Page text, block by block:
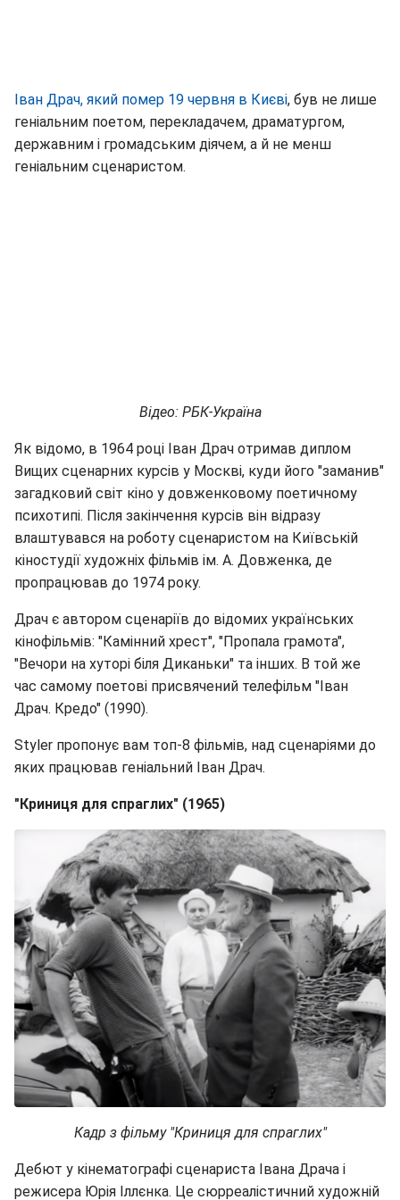
Іван Драч, який помер 19 червня в Києві, був не лише
геніальним поетом, перекладачем, драматургом,
державним і громадським діячем, а й не менш
геніальним сценаристом.
Відео: РБК-Україна
Як відомо, в 1964 році Іван Драч отримав диплом
Вищих сценарних курсів у Москві, куди його "заманив"
загадковий світ кіно у довженковому поетичному
психотипі. Після закінчення курсів він відразу
влаштувався на роботу сценаристом на Київській
кіностудії художніх фільмів ім. А. Довженка, де
пропрацював до 1974 року.
Драч є автором сценаріїв до відомих українських
кінофільмів: "Камінний хрест", "Пропала грамота",
"Вечори на хуторі біля Диканьки" та інших. В той же
час самому поетові присвячений телефільм "Іван
Драч. Кредо" (1990).
Styler пропонує вам топ-8 фільмів, над сценаріями до
яких працював геніальний Іван Драч.
"Криниця для спраглих" (1965)
Кадр з фільму "Криниця для спраглих"
Дебют у кінематографі сценариста Івана Драча і
режисера Юрія Іллєнка. Це сюрреалістичний художній